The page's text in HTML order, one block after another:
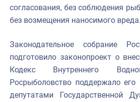
согласования, без соблюдения
без возмещения наносимого вреда.
Законодательное собрание
подготовило законопроект о
Кодекс Внутреннего
Росрыболовство поддержало его
депутатами Государственной